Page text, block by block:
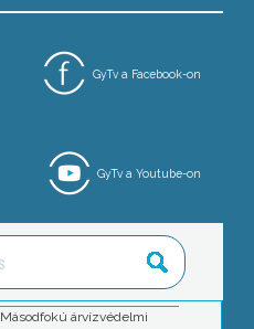
GyTv a Facebook-on
GyTv a Youtube-on
Másodfokú árvízvédelmi